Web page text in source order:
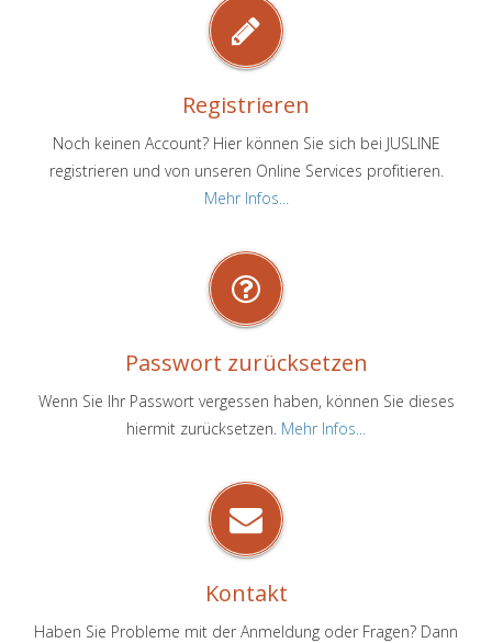
Registrieren
Noch keinen Account? Hier können Sie sich bei JUSLINE
registrieren und von unseren Online Services profitieren.
Mehr Infos...
Passwort zurücksetzen
Wenn Sie Ihr Passwort vergessen haben, können Sie dieses
hiermit zurücksetzen. Mehr Infos...
Kontakt
Haben Sie Probleme mit der Anmeldung oder Fragen? Dann